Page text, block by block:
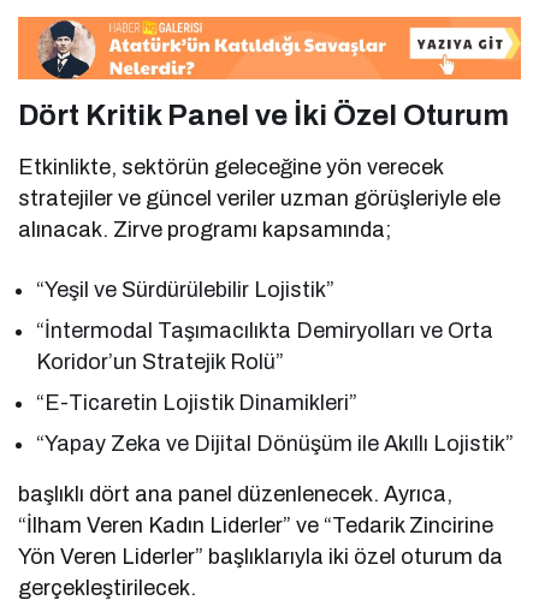
Dört Kritik Panel ve İki Özel Oturum
Etkinlikte, sektörün geleceğine yön verecek
stratejiler ve güncel veriler uzman görüşleriyle ele
alınacak. Zirve programı kapsamında;
“Yeşil ve Sürdürülebilir Lojistik”
“İntermodal Taşımacılıkta Demiryolları ve Orta
Koridor’un Stratejik Rolü”
“E-Ticaretin Lojistik Dinamikleri”
“Yapay Zeka ve Dijital Dönüşüm ile Akıllı Lojistik”
başlıklı dört ana panel düzenlenecek. Ayrıca,
“İlham Veren Kadın Liderler” ve “Tedarik Zincirine
Yön Veren Liderler” başlıklarıyla iki özel oturum da
gerçekleştirilecek.